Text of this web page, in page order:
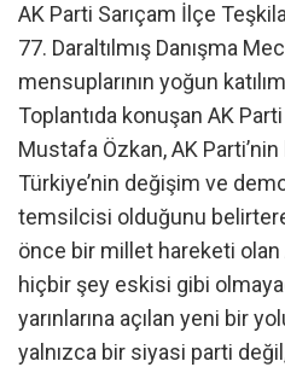
AK Parti Sarıçam İlçe
77. Daraltılmış Danışma
mensuplarının yoğun
Toplantıda konuşan AK
Mustafa Özkan, AK
Türkiye’nin değişim ve
temsilcisi olduğunu
önce bir millet hareketi olan
hiçbir şey eskisi gibi
yarınlarına açılan yeni bir
yalnızca bir siyasi parti